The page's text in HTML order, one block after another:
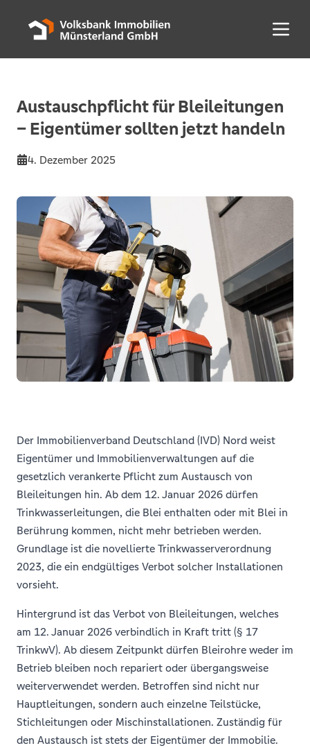
Menü
Austauschpflicht für Bleileitungen
– Eigentümer sollten jetzt handeln
4. Dezember 2025
Der Immobilienverband Deutschland (IVD) Nord weist
Eigentümer und Immobilienverwaltungen auf die
gesetzlich verankerte Pflicht zum Austausch von
Bleileitungen hin. Ab dem 12. Januar 2026 dürfen
Trinkwasserleitungen, die Blei enthalten oder mit Blei in
Berührung kommen, nicht mehr betrieben werden.
Grundlage ist die novellierte Trinkwasserverordnung
2023, die ein endgültiges Verbot solcher Installationen
vorsieht.
Hintergrund ist das Verbot von Bleileitungen, welches
am 12. Januar 2026 verbindlich in Kraft tritt (§ 17
TrinkwV). Ab diesem Zeitpunkt dürfen Bleirohre weder im
Betrieb bleiben noch repariert oder übergangsweise
weiterverwendet werden. Betroffen sind nicht nur
Hauptleitungen, sondern auch einzelne Teilstücke,
Stichleitungen oder Mischinstallationen. Zuständig für
den Austausch ist stets der Eigentümer der Immobilie.